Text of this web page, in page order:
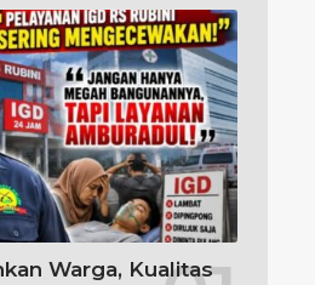
Warga, Kualitas